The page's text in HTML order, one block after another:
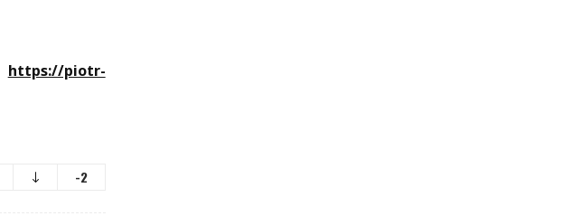
https://piotr-
-2